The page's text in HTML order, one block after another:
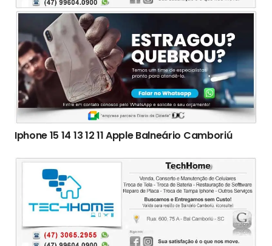
Iphone 15 14 13 12 11 Apple Balneário Camboriú